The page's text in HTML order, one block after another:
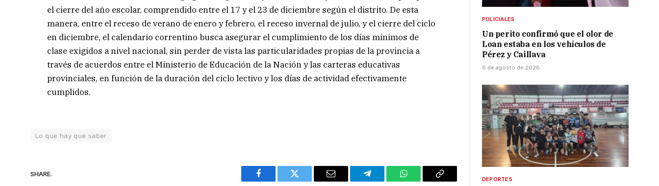
el cierre del año escolar, comprendido entre el 17 y el 23 de diciembre según el distrito. De esta
manera, entre el receso de verano de enero y febrero, el receso invernal de julio, y el cierre del ciclo
en diciembre, el calendario correntino busca asegurar el cumplimiento de los días mínimos de
clase exigidos a nivel nacional, sin perder de vista las particularidades propias de la provincia a
través de acuerdos entre el Ministerio de Educación de la Nación y las carteras educativas
provinciales, en función de la duración del ciclo lectivo y los días de actividad efectivamente
cumplidos.
Lo que hay que saber
SHARE.
Facebook Twitter Email Telegram WhatsAppCopy
POLICIALES
Un perito confirmó que el olor de
Loan estaba en los vehículos de
Pérez y Caillava
6 de agosto de 2026
DEPORTES